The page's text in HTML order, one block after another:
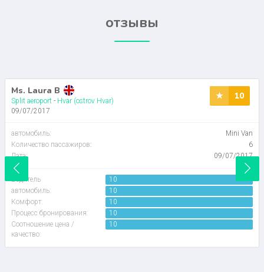
отзывы
Ms. Laura B
Split aeroport - Hvar (ostrov Hvar)
09/07/2017
автомобиль:
Mini Van
Количество пассажиров:
6
Дата:
09/07/2017
Водитель
10
автомобиль:
10
Комфорт:
10
Процесс бронирования:
10
Соотношение цена /
качество:
10
10